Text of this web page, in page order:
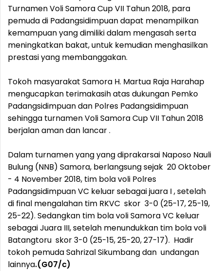
Turnamen Voli Samora Cup VII Tahun 2018, para
pemuda di Padangsidimpuan dapat menampilkan
kemampuan yang dimiliki dalam mengasah serta
meningkatkan bakat, untuk kemudian menghasilkan
prestasi yang membanggakan.
Tokoh masyarakat Samora H. Martua Raja Harahap
mengucapkan terimakasih atas dukungan Pemko
Padangsidimpuan dan Polres Padangsidimpuan
sehingga turnamen Voli Samora Cup VII Tahun 2018
berjalan aman dan lancar .
Dalam turnamen yang yang diprakarsai Naposo Nauli
Bulung (NNB) Samora, berlangsung sejak 20 Oktober
- 4 November 2018, tim bola voli Polres
Padangsidimpuan VC keluar sebagai juara I , setelah
di final mengalahan tim RKVC skor 3-0 (25-17, 25-19,
25-22). Sedangkan tim bola voli Samora VC keluar
sebagai Juara III, setelah menundukkan tim bola voli
Batangtoru skor 3-0 (25-15, 25-20, 27-17). Hadir
tokoh pemuda Sahrizal Sikumbang dan undangan
lainnya.(G07/c)